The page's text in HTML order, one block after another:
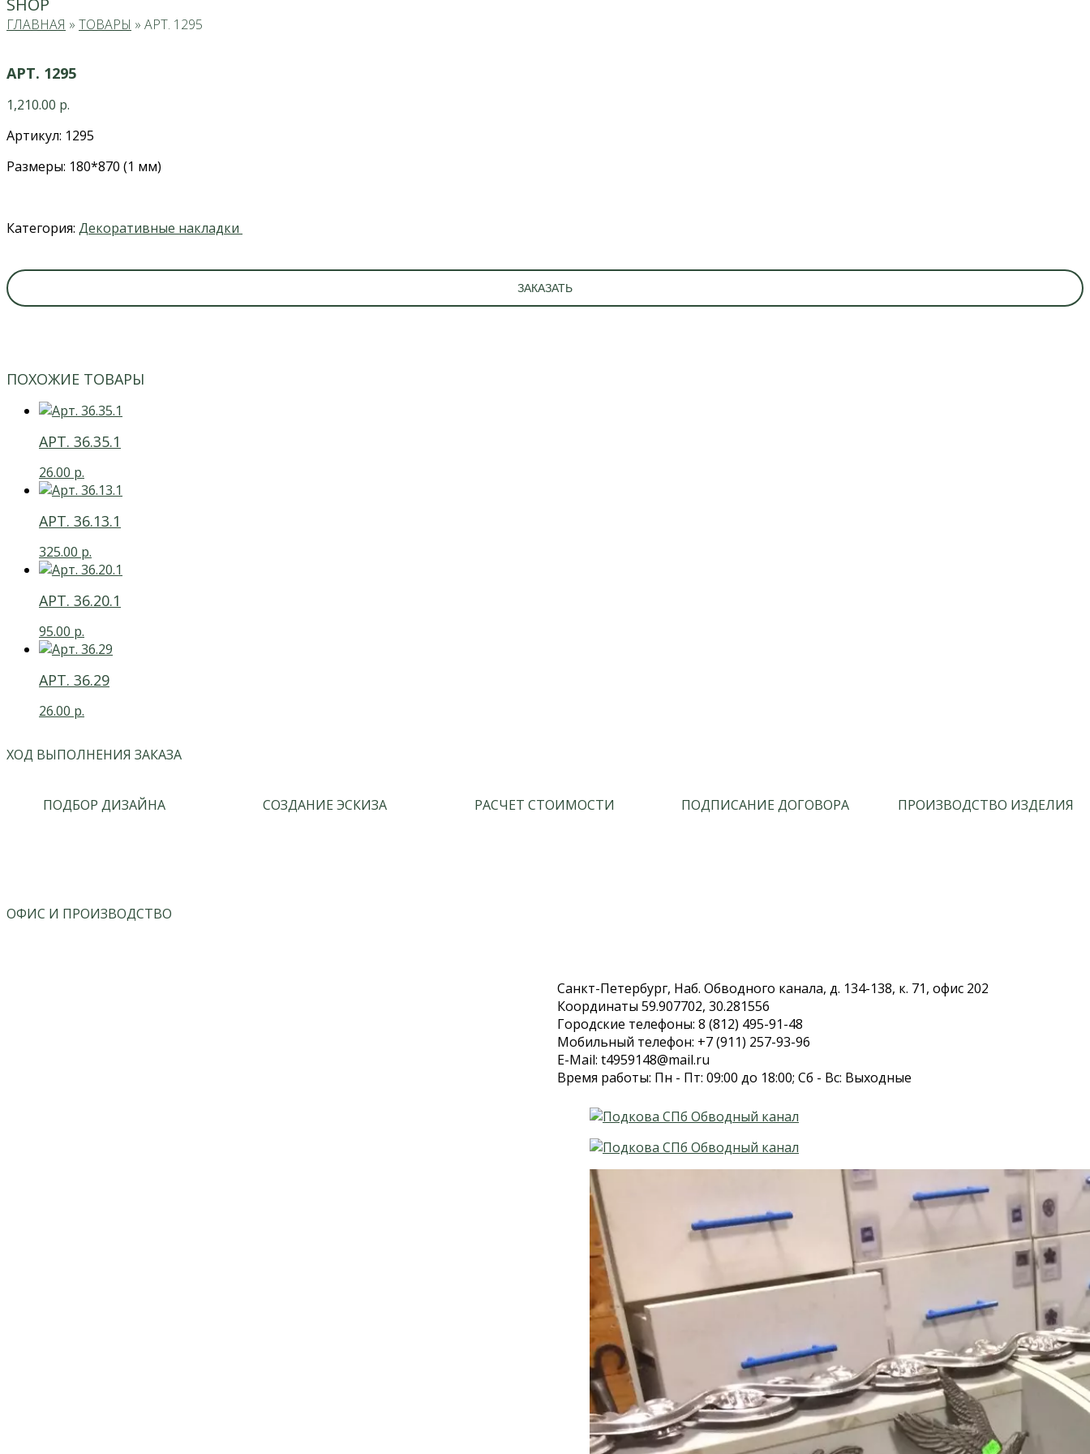
SHOP
ГЛАВНАЯ » ТОВАРЫ » АРТ. 1295
АРТ. 1295
1,210.00 р.
Артикул: 1295
Размеры: 180*870 (1 мм)
Категория: Декоративные накладки
ЗАКАЗАТЬ
ПОХОЖИЕ ТОВАРЫ
АРТ. 36.35.1
26.00 р.
АРТ. 36.13.1
325.00 р.
АРТ. 36.20.1
95.00 р.
АРТ. 36.29
26.00 р.
ХОД ВЫПОЛНЕНИЯ ЗАКАЗА
ПОДБОР ДИЗАЙНА СОЗДАНИЕ ЭСКИЗА РАСЧЕТ СТОИМОСТИ ПОДПИСАНИЕ ДОГОВОРА ПРОИЗВОДСТВО ИЗДЕЛИЯ
ОФИС И ПРОИЗВОДСТВО
Санкт-Петербург, Наб. Обводного канала, д. 134-138, к. 71, офис 202
Координаты 59.907702, 30.281556
Городские телефоны: 8 (812) 495-91-48
Мобильный телефон: +7 (911) 257-93-96
E-Mail: t4959148@mail.ru
Время работы: Пн - Пт: 09:00 до 18:00; Сб - Вс: Выходные